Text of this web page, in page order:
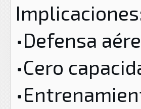
•Defensa
•Cero